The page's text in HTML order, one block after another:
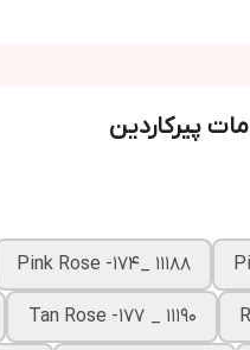
پیرکاردین
11188 _Pink Rose -174
11190 _ Tan Rose -177